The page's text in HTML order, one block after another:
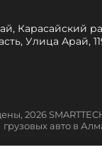
Карасайский
Улица Арай,
2026
грузовых авто в